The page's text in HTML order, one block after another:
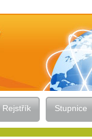
Rejstřík Stupnice